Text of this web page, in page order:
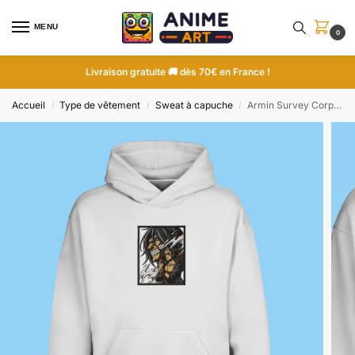
MENU
0
Livraison gratuite 🚚 dès 70€ en France !
Accueil / Type de vêtement / Sweat à capuche / Armin Survey Corps Oath | L’Attaque des Titans | Sweat à capuche brodé